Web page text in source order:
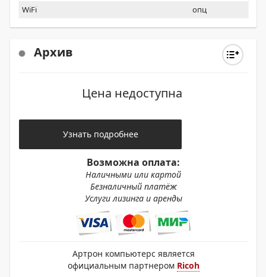
WiFi
опц
Архив
Цена недоступна
Узнать подробнее
Возможна оплата:
Наличными или картой
Безналичный платёж
Услуги лизинга и аренды
Артрон компьютерс является
официальным партнером Ricoh